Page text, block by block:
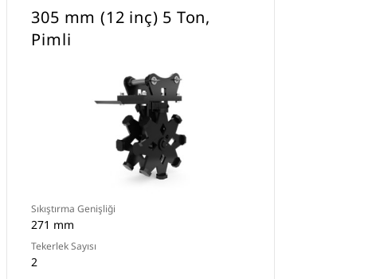
305 mm (12 inç) 5 Ton,
Pimli
Sıkıştırma Genişliği
271 mm
Tekerlek Sayısı
2